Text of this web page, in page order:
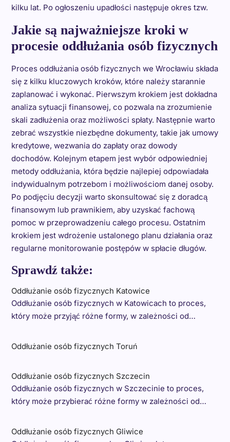
kilku lat. Po ogłoszeniu upadłości następuje okres tzw.
Jakie są najważniejsze kroki w
procesie oddłużania osób fizycznych
Proces oddłużania osób fizycznych we Wrocławiu składa
się z kilku kluczowych kroków, które należy starannie
zaplanować i wykonać. Pierwszym krokiem jest dokładna
analiza sytuacji finansowej, co pozwala na zrozumienie
skali zadłużenia oraz możliwości spłaty. Następnie warto
zebrać wszystkie niezbędne dokumenty, takie jak umowy
kredytowe, wezwania do zapłaty oraz dowody
dochodów. Kolejnym etapem jest wybór odpowiedniej
metody oddłużania, która będzie najlepiej odpowiadała
indywidualnym potrzebom i możliwościom danej osoby.
Po podjęciu decyzji warto skonsultować się z doradcą
finansowym lub prawnikiem, aby uzyskać fachową
pomoc w przeprowadzeniu całego procesu. Ostatnim
krokiem jest wdrożenie ustalonego planu działania oraz
regularne monitorowanie postępów w spłacie długów.
Sprawdź także:
Oddłużanie osób fizycznych Katowice
Oddłużanie osób fizycznych w Katowicach to proces,
który może przyjąć różne formy, w zależności od…
Oddłużanie osób fizycznych Toruń
Oddłużanie osób fizycznych Szczecin
Oddłużanie osób fizycznych w Szczecinie to proces,
który może przybierać różne formy w zależności od…
Oddłużanie osób fizycznych Gliwice